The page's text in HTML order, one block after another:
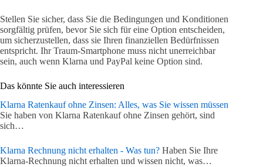
Stellen Sie sicher, dass Sie die Bedingungen und Konditionen
sorgfältig prüfen, bevor Sie sich für eine Option entscheiden,
um sicherzustellen, dass sie Ihren finanziellen Bedürfnissen
entspricht. Ihr Traum-Smartphone muss nicht unerreichbar
sein, auch wenn Klarna und PayPal keine Option sind.
Das könnte Sie auch interessieren
Klarna Ratenkauf ohne Zinsen: Alles, was Sie wissen müssen
Sie haben von Klarna Ratenkauf ohne Zinsen gehört, sind
sich…
Klarna Rechnung nicht erhalten - Was tun? Haben Sie Ihre
Klarna-Rechnung nicht erhalten und wissen nicht, was…